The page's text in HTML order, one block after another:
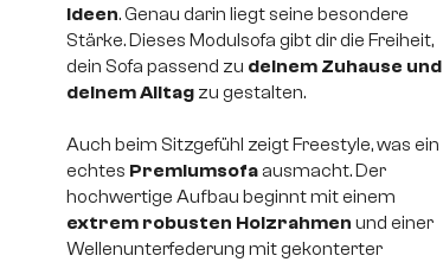
Ideen. Genau darin liegt seine besondere
Stärke. Dieses Modulsofa gibt dir die Freiheit,
dein Sofa passend zu deinem Zuhause und
deinem Alltag zu gestalten.
Auch beim Sitzgefühl zeigt Freestyle, was ein
echtes Premiumsofa ausmacht. Der
hochwertige Aufbau beginnt mit einem
extrem robusten Holzrahmen und einer
Wellenunterfederung mit gekonterter